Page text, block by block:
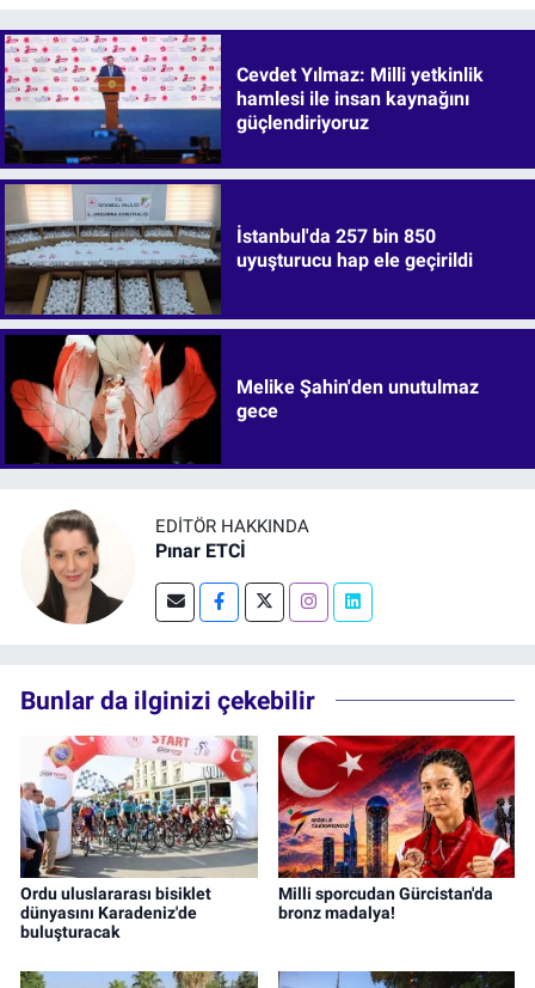
Cevdet Yılmaz: Milli yetkinlik
hamlesi ile insan kaynağını
güçlendiriyoruz
İstanbul'da 257 bin 850
uyuşturucu hap ele geçirildi
Melike Şahin'den unutulmaz
gece
EDITÖR HAKKINDA
Pınar ETCİ
Bunlar da ilginizi çekebilir
Ordu uluslararası bisiklet
dünyasını Karadeniz'de
buluşturacak
Milli sporcudan Gürcistan'da
bronz madalya!